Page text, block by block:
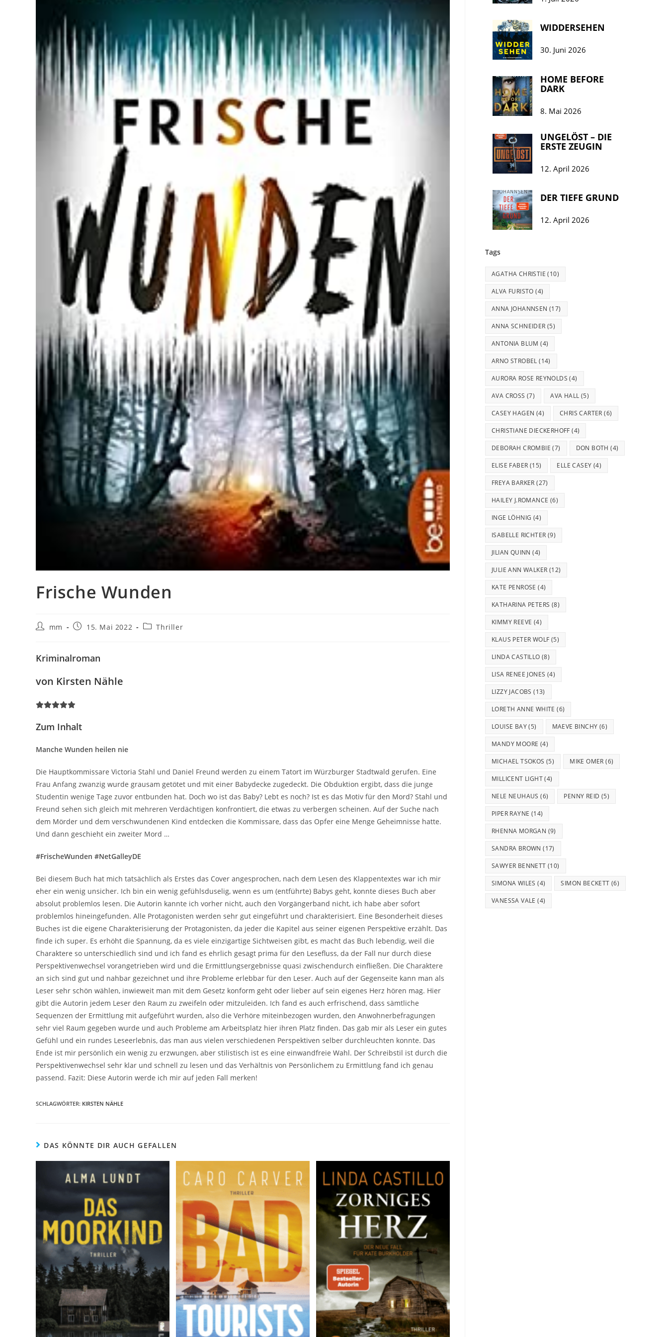
Frische Wunden
mm 15. Mai 2022 Thriller
Kriminalroman
von Kirsten Nähle
Zum Inhalt
Manche Wunden heilen nie
Die Hauptkommissare Victoria Stahl und Daniel Freund werden zu einem Tatort im Würzburger Stadtwald gerufen. Eine
Frau Anfang zwanzig wurde grausam getötet und mit einer Babydecke zugedeckt. Die Obduktion ergibt, dass die junge
Studentin wenige Tage zuvor entbunden hat. Doch wo ist das Baby? Lebt es noch? Ist es das Motiv für den Mord? Stahl und
Freund sehen sich gleich mit mehreren Verdächtigen konfrontiert, die etwas zu verbergen scheinen. Auf der Suche nach
dem Mörder und dem verschwundenen Kind entdecken die Kommissare, dass das Opfer eine Menge Geheimnisse hatte.
Und dann geschieht ein zweiter Mord …
#FrischeWunden #NetGalleyDE
Bei diesem Buch hat mich tatsächlich als Erstes das Cover angesprochen, nach dem Lesen des Klappentextes war ich mir
eher ein wenig unsicher. Ich bin ein wenig gefühlsduselig, wenn es um (entführte) Babys geht, konnte dieses Buch aber
absolut problemlos lesen. Die Autorin kannte ich vorher nicht, auch den Vorgängerband nicht, ich habe aber sofort
problemlos hineingefunden. Alle Protagonisten werden sehr gut eingeführt und charakterisiert. Eine Besonderheit dieses
Buches ist die eigene Charakterisierung der Protagonisten, da jeder die Kapitel aus seiner eigenen Perspektive erzählt. Das
finde ich super. Es erhöht die Spannung, da es viele einzigartige Sichtweisen gibt, es macht das Buch lebendig, weil die
Charaktere so unterschiedlich sind und ich fand es ehrlich gesagt prima für den Lesefluss, da der Fall nur durch diese
Perspektivenwechsel vorangetrieben wird und die Ermittlungsergebnisse quasi zwischendurch einfließen. Die Charaktere
an sich sind gut und nahbar gezeichnet und ihre Probleme erlebbar für den Leser. Auch auf der Gegenseite kann man als
Leser sehr schön wählen, inwieweit man mit dem Gesetz konform geht oder lieber auf sein eigenes Herz hören mag. Hier
gibt die Autorin jedem Leser den Raum zu zweifeln oder mitzuleiden. Ich fand es auch erfrischend, dass sämtliche
Sequenzen der Ermittlung mit aufgeführt wurden, also die Verhöre miteinbezogen wurden, den Anwohnerbefragungen
sehr viel Raum gegeben wurde und auch Probleme am Arbeitsplatz hier ihren Platz finden. Das gab mir als Leser ein gutes
Gefühl und ein rundes Leseerlebnis, das man aus vielen verschiedenen Perspektiven selber durchleuchten konnte. Das
Ende ist mir persönlich ein wenig zu erzwungen, aber stilistisch ist es eine einwandfreie Wahl. Der Schreibstil ist durch die
Perspektivenwechsel sehr klar und schnell zu lesen und das Verhältnis von Persönlichem zu Ermittlung fand ich genau
passend. Fazit: Diese Autorin werde ich mir auf jeden Fall merken!
SCHLAGWÖRTER: KIRSTEN NÄHLE
DAS KÖNNTE DIR AUCH GEFALLEN
WIDDERSEHEN
30. Juni 2026
HOME BEFORE
DARK
8. Mai 2026
UNGELÖST – DIE
ERSTE ZEUGIN
12. April 2026
DER TIEFE GRUND
12. April 2026
Tags
AGATHA CHRISTIE (10)
ALVA FURISTO (4)
ANNA JOHANNSEN (17)
ANNA SCHNEIDER (5)
ANTONIA BLUM (4)
ARNO STROBEL (14)
AURORA ROSE REYNOLDS (4)
AVA CROSS (7) AVA HALL (5)
CASEY HAGEN (4) CHRIS CARTER (6)
CHRISTIANE DIECKERHOFF (4)
DEBORAH CROMBIE (7) DON BOTH (4)
ELISE FABER (15) ELLE CASEY (4)
FREYA BARKER (27)
HAILEY J.ROMANCE (6)
INGE LÖHNIG (4)
ISABELLE RICHTER (9)
JILIAN QUINN (4)
JULIE ANN WALKER (12)
KATE PENROSE (4)
KATHARINA PETERS (8)
KIMMY REEVE (4)
KLAUS PETER WOLF (5)
LINDA CASTILLO (8)
LISA RENEE JONES (4)
LIZZY JACOBS (13)
LORETH ANNE WHITE (6)
LOUISE BAY(5) MAEVE BINCHY (6)
MANDY MOORE (4)
MICHAEL TSOKOS (5) MIKE OMER (6)
MILLICENT LIGHT(4)
NELE NEUHAUS (6) PENNY REID (5)
PIPER RAYNE (14)
RHENNA MORGAN (9)
SANDRA BROWN (17)
SAWYER BENNETT (10)
SIMONA WILES (4) SIMON BECKETT (6)
VANESSA VALE (4)